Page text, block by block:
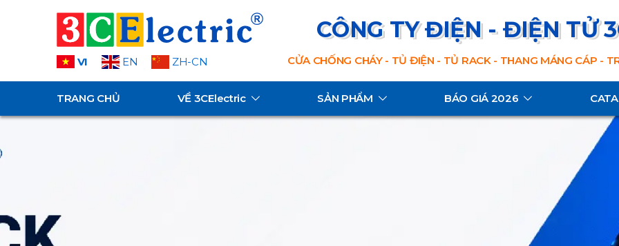
VI EN ZH-CN
CÔNG TY ĐIỆN - ĐIỆN TỬ
CỬA CHỐNG CHÁY - TỦ ĐIỆN - TỦ RACK - THANG MÁNG CÁP -
TRANG CHỦ VỀ 3CElectric SẢN PHẨM BÁO GIÁ 2026